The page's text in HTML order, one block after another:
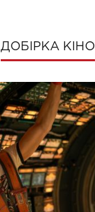
ДОБІРКА КІНО